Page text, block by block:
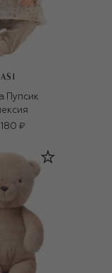
ASI
Пупсик
180 ₽